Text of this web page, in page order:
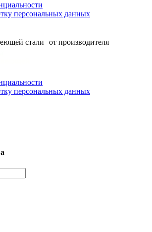
персональных данных
стали от производителя
персональных данных